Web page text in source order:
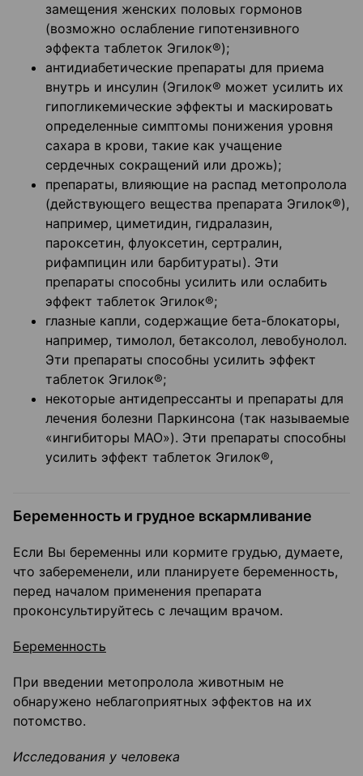
замещения женских половых гормонов
(возможно ослабление гипотензивного
эффекта таблеток Эгилок®);
антидиабетические препараты для приема
внутрь и инсулин (Эгилок® может усилить их
гипогликемические эффекты и маскировать
определенные симптомы понижения уровня
сахара в крови, такие как учащение
сердечных сокращений или дрожь);
препараты, влияющие на распад метопролола
(действующего вещества препарата Эгилок®),
например, циметидин, гидралазин,
пароксетин, флуоксетин, сертралин,
рифампицин или барбитураты). Эти
препараты способны усилить или ослабить
эффект таблеток Эгилок®;
глазные капли, содержащие бета-блокаторы,
например, тимолол, бетаксолол, левобунолол.
Эти препараты способны усилить эффект
таблеток Эгилок®;
некоторые антидепрессанты и препараты для
лечения болезни Паркинсона (так называемые
«ингибиторы МАО»). Эти препараты способны
усилить эффект таблеток Эгилок®,
Беременность и грудное вскармливание
Если Вы беременны или кормите грудью, думаете,
что забеременели, или планируете беременность,
перед началом применения препарата
проконсультируйтесь с лечащим врачом.
Беременность
При введении метопролола животным не
обнаружено неблагоприятных эффектов на их
потомство.
Исследования у человека